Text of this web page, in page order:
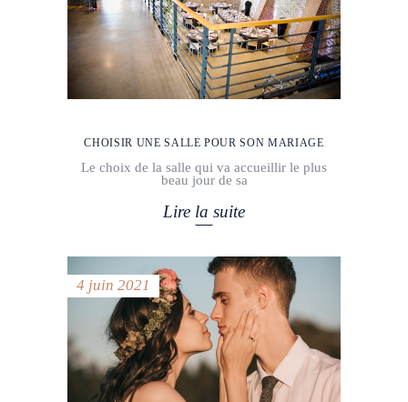
CHOISIR UNE SALLE POUR SON MARIAGE
Le choix de la salle qui va accueillir le plus
beau jour de sa
Lire la suite
4 juin 2021